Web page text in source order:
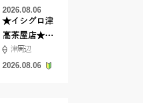
か?
2026.08.06
★イシグロ津
高茶屋店★津
近郊ハゼ釣れ
てます！
津周辺
2026.08.06